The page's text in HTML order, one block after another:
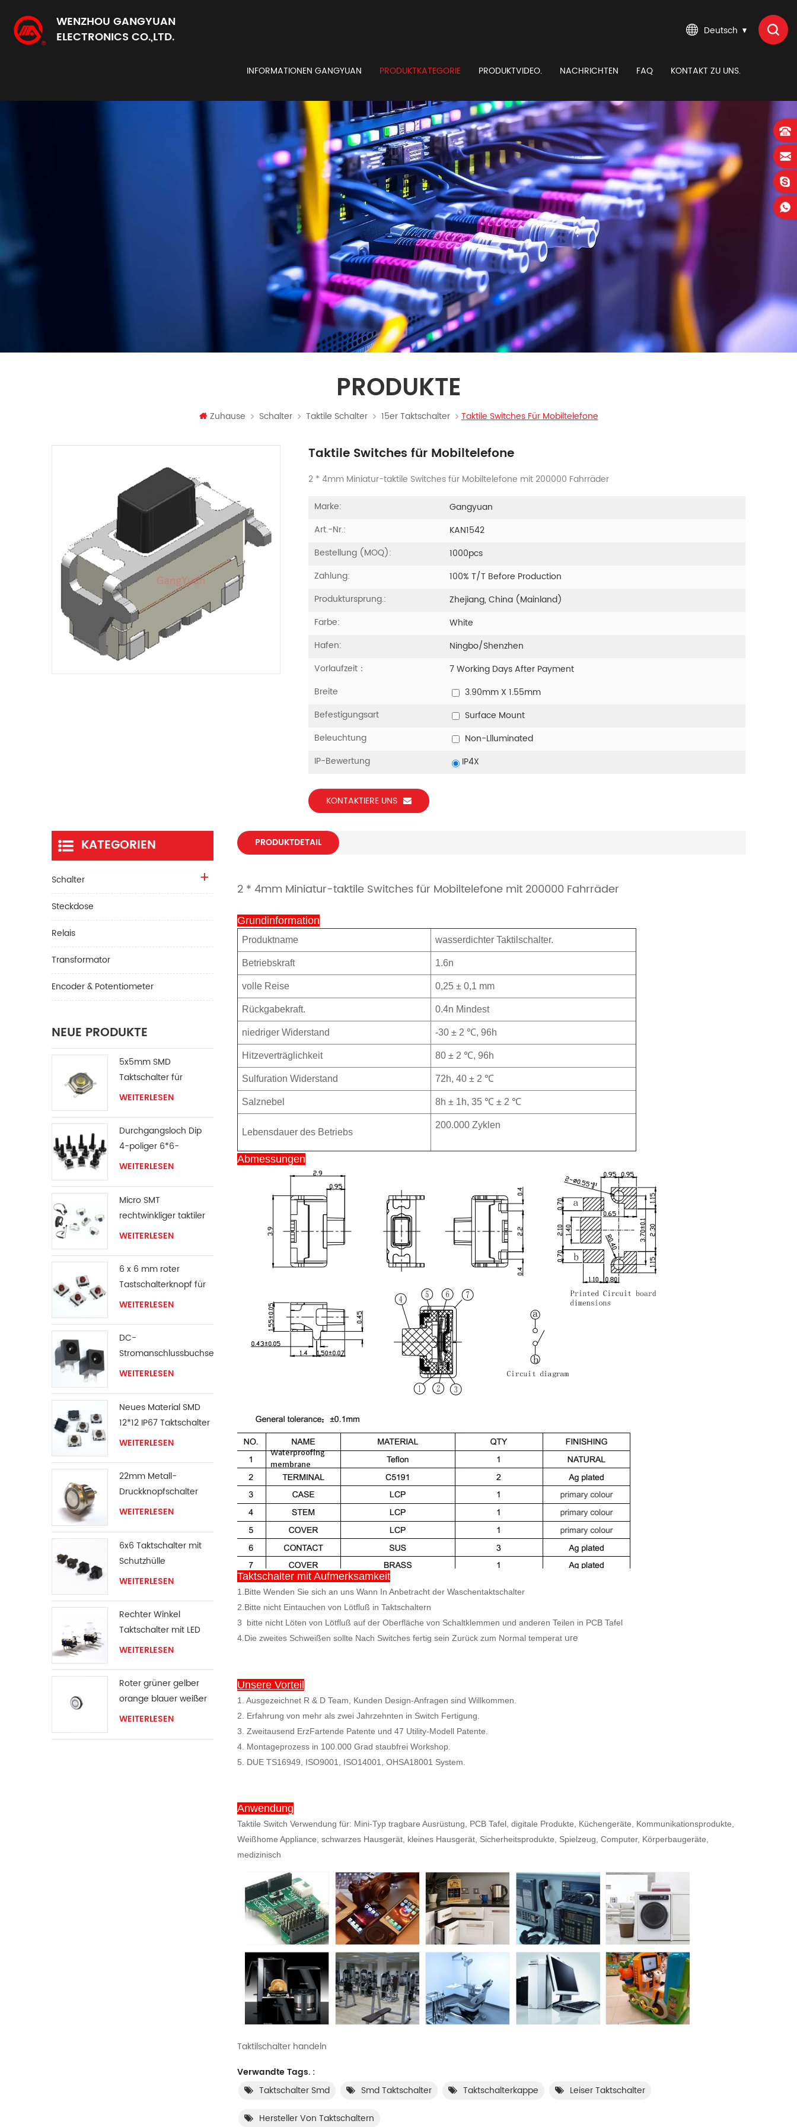
WENZHOU GANGYUAN
ELECTRONICS CO.,LTD.
Deutsch
INFORMATIONEN GANGYUAN PRODUKTKATEGORIE PRODUKTVIDEO. NACHRICHTEN FAQ KONTAKT ZU UNS.
PRODUKTE
Zuhause Schalter Taktile Schalter 15er Taktschalter Taktile Switches Für Mobiltelefone
Taktile Switches für Mobiltelefone
2 * 4mm Miniatur-taktile Switches für Mobiltelefone mit 200000 Fahrräder
Marke:
Gangyuan
Art.-Nr.:
KAN1542
Bestellung (MOQ):
1000pcs
Zahlung:
100% T/T Before Production
Produktursprung.:
Zhejiang, China (Mainland)
Farbe:
White
Hafen:
Ningbo/Shenzhen
Vorlaufzeit：
7 Working Days After Payment
Breite
3.90mm X 1.55mm
Befestigungsart
Surface Mount
Beleuchtung
Non-Llluminated
IP-Bewertung
IP4X
KONTAKTIERE UNS
PRODUKTDETAIL
2 * 4mm Miniatur-taktile Switches für Mobiltelefone mit 200000 Fahrräder
Grundinformation
Produktname wasserdichter Taktilschalter.
Betriebskraft 1.6n
volle Reise 0,25 ± 0,1 mm
Rückgabekraft. 0.4n Mindest
niedriger Widerstand -30 ± 2 ℃, 96h
Hitzeverträglichkeit 80 ± 2 ℃, 96h
Sulfuration Widerstand 72h, 40 ± 2 ℃
Salznebel 8h ± 1h, 35 ℃ ± 2 ℃
Lebensdauer des Betriebs
200.000 Zyklen
Abmessungen
Taktschalter mit Aufmerksamkeit
1.Bitte Wenden Sie sich an uns Wann In Anbetracht der Waschentaktschalter
2.Bitte nicht Eintauchen von Lötfluß in Taktschaltern
3
bitte nicht Löten von Lötfluß auf der Oberfläche von Schaltklemmen und anderen Teilen in PCB Tafel
4.Die zweites Schweißen sollte Nach Switches fertig sein Zurück zum Normal temperat ure
Unsere Vorteil
1. Ausgezeichnet R & D Team, Kunden Design-Anfragen sind Willkommen.
2. Erfahrung von mehr als zwei Jahrzehnten in Switch Fertigung.
3. Zweitausend ErzFartende Patente und 47 Utility-Modell Patente.
4. Montageprozess in 100.000 Grad staubfrei Workshop.
5. DUE TS16949, ISO9001, ISO14001, OHSA18001 System.
Anwendung
Taktile Switch Verwendung für: Mini-Typ tragbare Ausrüstung, PCB Tafel, digitale Produkte, Küchengeräte, Kommunikationsprodukte,
Weißhome Appliance, schwarzes Hausgerät, kleines Hausgerät, Sicherheitsprodukte, Spielzeug, Computer, Körperbaugeräte,
medizinisch
Taktilschalter handeln
Verwandte Tags. :
Taktschalter Smd
Smd Taktschalter Taktschalterkappe Leiser Taktschalter
Hersteller Von Taktschaltern
KATEGORIEN
Schalter
Steckdose
Relais
Transformator
Encoder & Potentiometer
NEUE PRODUKTE
5x5mm SMD
Taktschalter für
Ventilator
WEITERLESEN
Durchgangsloch Dip
4-poliger 6*6-
Taktschalter
WEITERLESEN
Micro SMT
rechtwinkliger taktiler
Schalter
WEITERLESEN
6 x 6 mm roter
Tastschalterknopf für
Oberflächenmontage
WEITERLESEN
DC-
Stromanschlussbuchse
WEITERLESEN
Neues Material SMD
12*12 IP67 Taktschalter
WEITERLESEN
22mm Metall-
Druckknopfschalter
WEITERLESEN
6x6 Taktschalter mit
Schutzhülle
WEITERLESEN
Rechter Winkel
Taktschalter mit LED
WEITERLESEN
Roter grüner gelber
orange blauer weißer
LED-Ring Momentan-
WEITERLESEN